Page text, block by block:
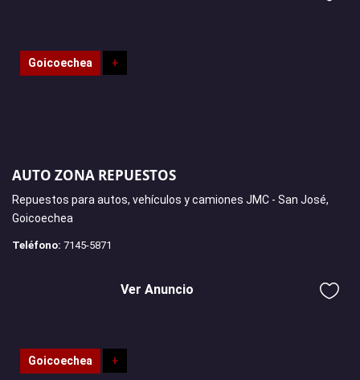
Goicoechea +
AUTO ZONA REPUESTOS
Repuestos para autos, vehículos y camiones JMC - San José,
Goicoechea
Teléfono: 7145-5871
Ver Anuncio
Goicoechea +